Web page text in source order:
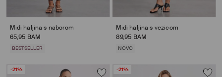
Midi haljina s naborom
65,95 BAM
BESTSELLER
Midi haljina s vezicom
89,95 BAM
NOVO
-21% -21%